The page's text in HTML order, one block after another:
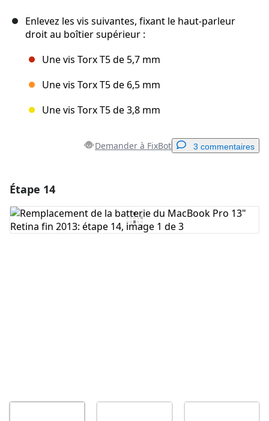
Enlevez les vis suivantes, fixant le haut-parleur
droit au boîtier supérieur :
Une vis Torx T5 de 5,7 mm
Une vis Torx T5 de 6,5 mm
Une vis Torx T5 de 3,8 mm
Demander à FixBot 3 commentaires
Ajouter un commentaire
Étape 14